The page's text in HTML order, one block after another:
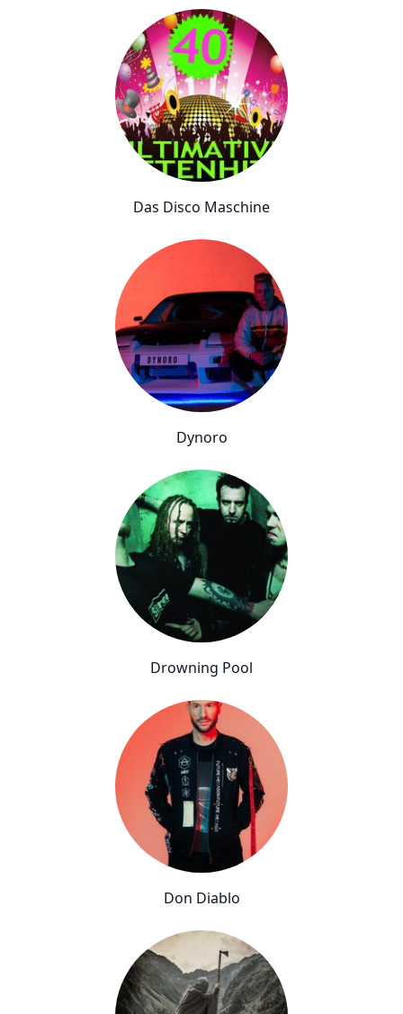
Das Disco Maschine
Dynoro
Drowning Pool
Don Diablo